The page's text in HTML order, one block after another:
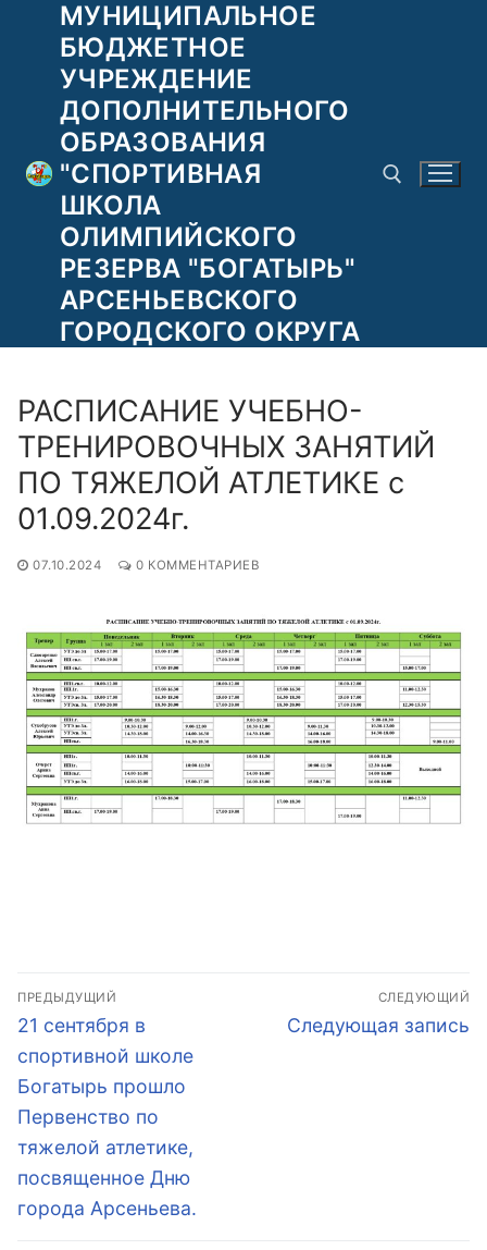
Перейти
содержимому
МУНИЦИПАЛЬНОЕ
БЮДЖЕТНОЕ
УЧРЕЖДЕНИЕ
ДОПОЛНИТЕЛЬНОГО
ОБРАЗОВАНИЯ
"СПОРТИВНАЯ
ШКОЛА
ОЛИМПИЙСКОГО
РЕЗЕРВА "БОГАТЫРЬ"
АРСЕНЬЕВСКОГО
ГОРОДСКОГО ОКРУГА
Найти:
РАСПИСАНИЕ УЧЕБНО-
ТРЕНИРОВОЧНЫХ ЗАНЯТИЙ
ПО ТЯЖЕЛОЙ АТЛЕТИКЕ с
01.09.2024г.
07.10.2024 0 КОММЕНТАРИЕВ
Навигация
по
записям
ПРЕДЫДУЩИЙ
Предыдущая
запись:
21 сентября в
спортивной школе
Богатырь прошло
Первенство по
тяжелой атлетике,
посвященное Дню
города Арсеньева.
СЛЕДУЮЩИЙ
Следующая
Следующая запись